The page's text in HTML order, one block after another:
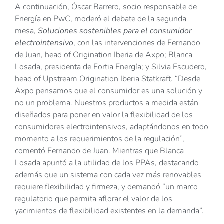
A continuación, Óscar Barrero, socio responsable de
Energía en PwC, moderó el debate de la segunda
mesa, Soluciones sostenibles para el consumidor
electrointensivo, con las intervenciones de Fernando
de Juan, head of Origination Iberia de Axpo; Blanca
Losada, presidenta de Fortia Energía; y Silvia Escudero,
head of Upstream Origination Iberia Statkraft. “Desde
Axpo pensamos que el consumidor es una solución y
no un problema. Nuestros productos a medida están
diseñados para poner en valor la flexibilidad de los
consumidores electrointensivos, adaptándonos en todo
momento a los requerimientos de la regulación”,
comentó Fernando de Juan. Mientras que Blanca
Losada apuntó a la utilidad de los PPAs, destacando
además que un sistema con cada vez más renovables
requiere flexibilidad y firmeza, y demandó “un marco
regulatorio que permita aflorar el valor de los
yacimientos de flexibilidad existentes en la demanda”.